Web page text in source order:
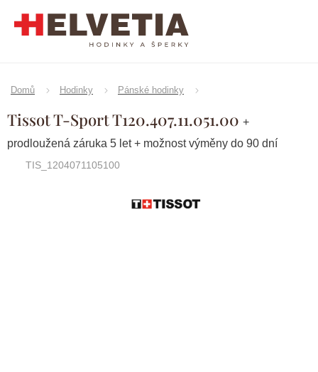
Domů Hodinky Pánské hodinky
Tissot T-Sport T120.407.11.051.00 +
prodloužená záruka 5 let + možnost výměny do 90 dní
TIS_1204071105100
Značka:Tissot